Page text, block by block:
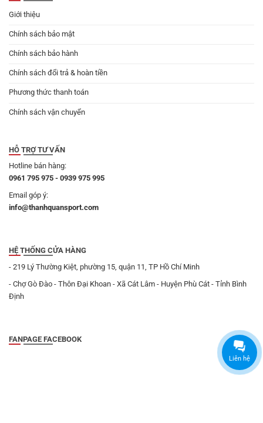
Giới thiệu
Chính sách bảo mật
Chính sách bảo hành
Chính sách đổi trả & hoàn tiền
Phương thức thanh toán
Chính sách vận chuyển
HỖ TRỢ TƯ VẤN
Hotline bán hàng:
0961 795 975 - 0939 975 995
Email góp ý:
info@thanhquansport.com
HỆ THỐNG CỬA HÀNG
- 219 Lý Thường Kiệt, phường 15, quận 11, TP Hồ Chí Minh
- Chợ Gò Đào - Thôn Đại Khoan - Xã Cát Lâm - Huyện Phù Cát - Tỉnh Bình
Định
FANPAGE FACEBOOK
Liên hệ